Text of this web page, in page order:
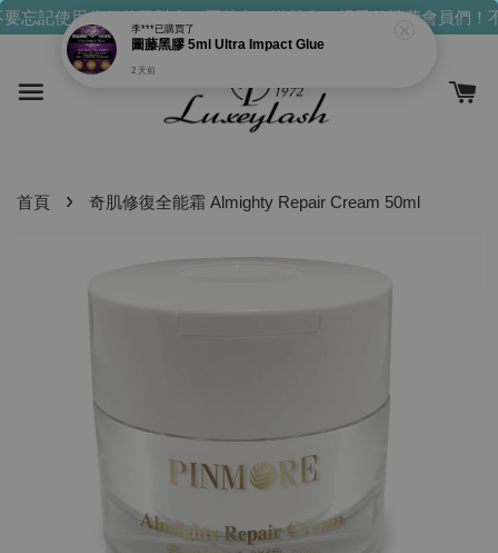
忘記使用你們的發財金！買越多，送越多！親愛的消費會員們！
首頁 › 奇肌修復全能霜 Almighty Repair Cream 50ml
李***已購買了
圖藤黑膠 5ml Ultra Impact Glue
2 天前